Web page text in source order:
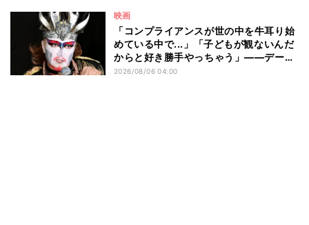
映画
「コンプライアンスが世の中を牛耳り始
めている中で...」「子どもが観ないんだ
からと好き勝手やっちゃう」――デーモ
ン閣下が語る映画『レディ・オア・ノッ
2026/08/06 04:00